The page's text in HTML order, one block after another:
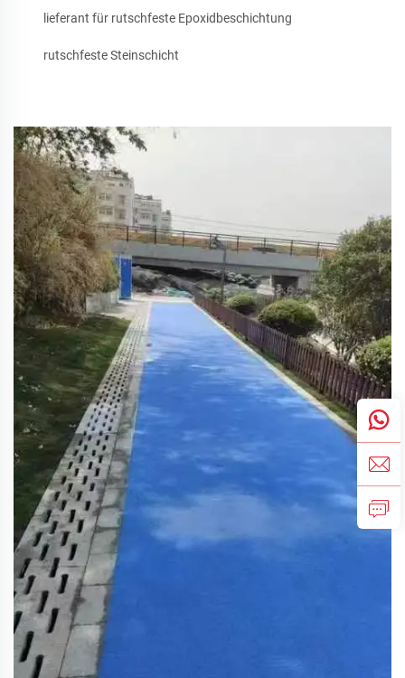
lieferant für rutschfeste Epoxidbeschichtung
rutschfeste Steinschicht